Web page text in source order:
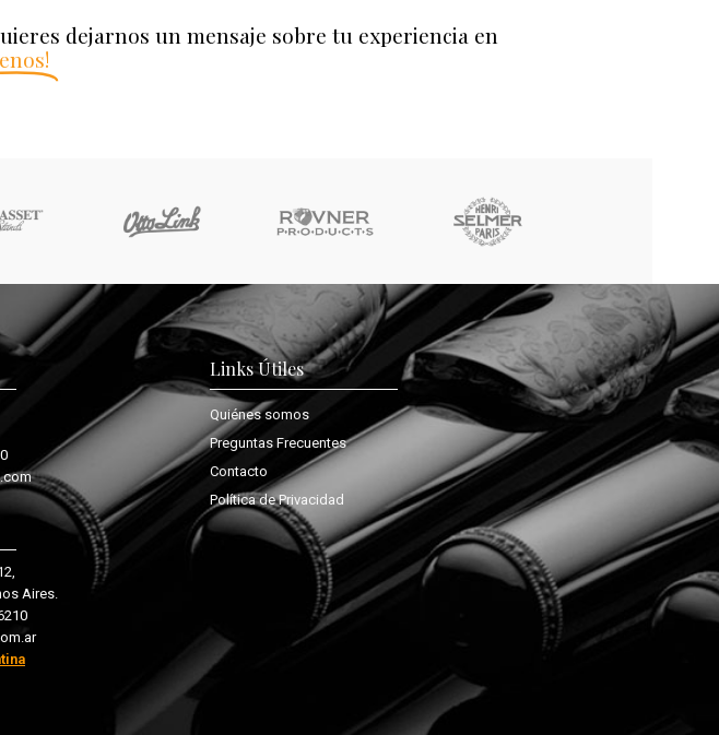
dejarnos un mensaje sobre tu experiencia en
Aires.
Links Útiles
Quiénes somos
Preguntas Frecuentes
Contacto
Política de Privacidad